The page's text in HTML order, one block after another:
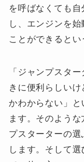
を呼ばなくても
し、エンジンを
ことができるとい
「ジャンプスタ
きに便利らしい
かわからない」
ます。そのよう
プスターターの
します。そして